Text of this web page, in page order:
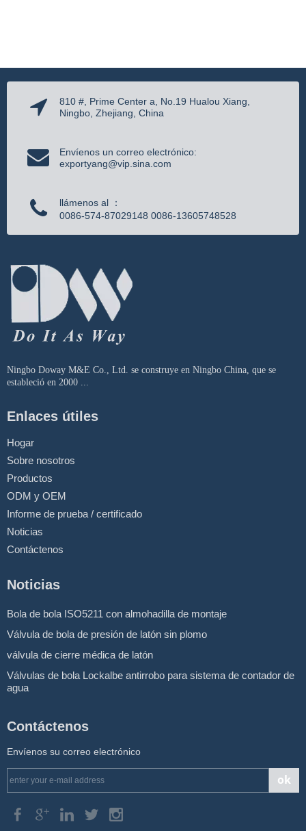
810 #, Prime Center a, No.19 Hualou Xiang,
Ningbo, Zhejiang, China
Envíenos un correo electrónico:
exportyang@vip.sina.com
llámenos al ：
0086-574-87029148 0086-13605748528
Ningbo Doway M&E Co., Ltd. se construye en Ningbo China, que se
estableció en 2000 ...
Enlaces útiles
Hogar
Sobre nosotros
Productos
ODM y OEM
Informe de prueba / certificado
Noticias
Contáctenos
Noticias
Bola de bola ISO5211 con almohadilla de montaje
Válvula de bola de presión de latón sin plomo
válvula de cierre médica de latón
Válvulas de bola Lockalbe antirrobo para sistema de contador de
agua
Contáctenos
Envíenos su correo electrónico
ok